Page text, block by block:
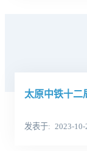
太原中铁十二
发表于 2023-10-